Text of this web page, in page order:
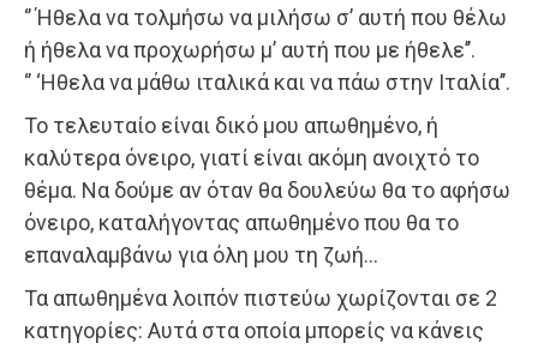
‘’ Ήθελα να τολμήσω να μιλήσω σ’ αυτή που θέλω
ή ήθελα να προχωρήσω μ’ αυτή που με ήθελε’’.
‘’ ‘Ηθελα να μάθω ιταλικά και να πάω στην Ιταλία’’.
Το τελευταίο είναι δικό μου απωθημένο, ή
καλύτερα όνειρο, γιατί είναι ακόμη ανοιχτό το
θέμα. Να δούμε αν όταν θα δουλεύω θα το αφήσω
όνειρο, καταλήγοντας απωθημένο που θα το
επαναλαμβάνω για όλη μου τη ζωή…
Τα απωθημένα λοιπόν πιστεύω χωρίζονται σε 2
κατηγορίες: Αυτά στα οποία μπορείς να κάνεις